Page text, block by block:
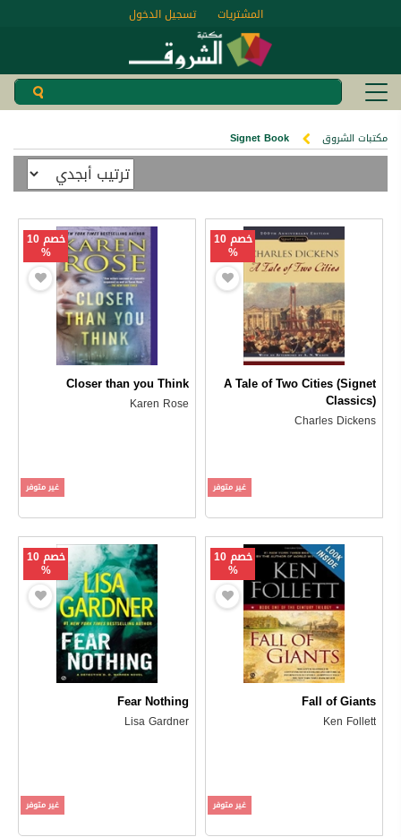
تسجيل الدخول المشتريات
مكتبات الشروق Signet Book
خصم 10
%
A Tale of Two Cities (Signet
Classics)
Charles Dickens
غير متوفر
خصم 10
%
Closer than you Think
Karen Rose
غير متوفر
خصم 10
%
Fall of Giants
Ken Follett
غير متوفر
خصم 10
%
Fear Nothing
Lisa Gardner
غير متوفر